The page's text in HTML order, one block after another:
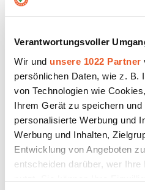
Verantwortungsvoller
Wir und unsere 1022 Partner
persönlichen Daten, wie z. B.
von Technologien wie
Ihrem Gerät zu speichern
personalisierte Werbung und
Werbung und Inhalten,
Entwicklung von Angeboten
entscheiden darüber, wer
nutzt. Sie können Ihre
So geht´s
Loggen Sie sich in
ein > Navigation >
Verfügbare
Zur